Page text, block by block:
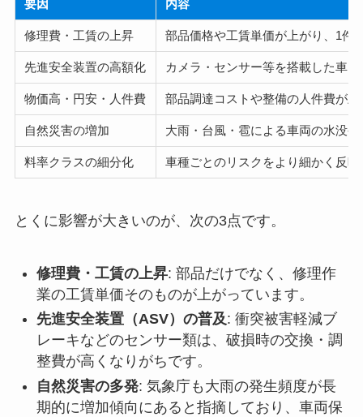
要因 内容
修理費・工賃の上昇 部品価格や工賃単価が上がり、1件
先進安全装置の高額化 カメラ・センサー等を搭載した車
物価高・円安・人件費 部品調達コストや整備の人件費が
自然災害の増加 大雨・台風・雹による車両の水没
料率クラスの細分化 車種ごとのリスクをより細かく反
とくに影響が大きいのが、次の3点です。
修理費・工賃の上昇: 部品だけでなく、修理作
業の工賃単価そのものが上がっています。
先進安全装置（ASV）の普及: 衝突被害軽減ブ
レーキなどのセンサー類は、破損時の交換・調
整費が高くなりがちです。
自然災害の多発: 気象庁も大雨の発生頻度が長
期的に増加傾向にあると指摘しており、車両保